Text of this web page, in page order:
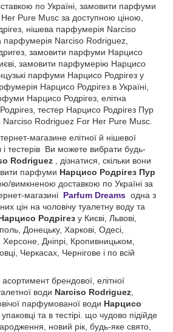
по Україні, замовити парфуми
Pure Musc за доступною ціною,
нішева парфумерія Narciso
парфумерія Narciso Rodriguez,
замовити парфуми Нарцисо
замовити парфумерію Нарцисо
парфуми Нарцисо Родрігез у
Нарцисо Родрігез в Україні,
Нарцисо Родрігез, елітна
тестер Нарцисо Родрігез Пур
Rodriguez For Her Pure Musc.
магазине елітної й нішевої
тестерів Ви можете вибрати будь-
Rodriguez , дізнатися, скільки вони
парфуми Нарцисо Родрігез Пур
вимкненою доставкою по Україні за
магазині Parfum Dreams одна з
цін на чоловічу туалетну воду та
Родрігез у Києві, Львові,
Донецьку, Харкові, Одесі,
Дніпрі, Кропивницьком,
Черкасах, Чернігове і по всій
брендової, елітної
води Narciso Rodriguez
парфумованої води Нарцисо
та в тестірі. що чудово підійде
новий рік, будь-яке свято,